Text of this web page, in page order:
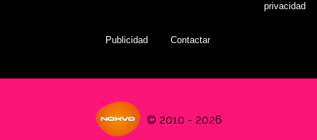
privacidad
Publicidad Contactar
© 2010 - 2026